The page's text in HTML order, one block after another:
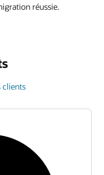
réussie.
clients